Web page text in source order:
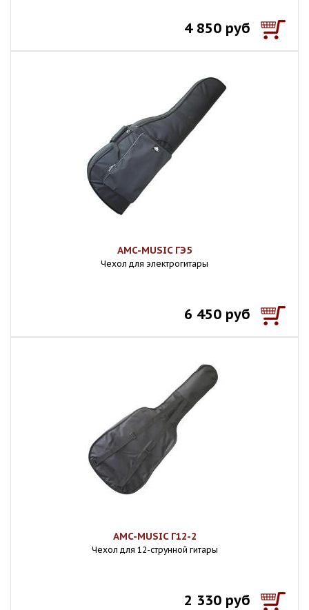
4 850 руб
AMC-MUSIC ГЭ5
Чехол для электрогитары
6 450 руб
AMC-MUSIC Г12-2
Чехол для 12-струнной гитары
2 330 руб